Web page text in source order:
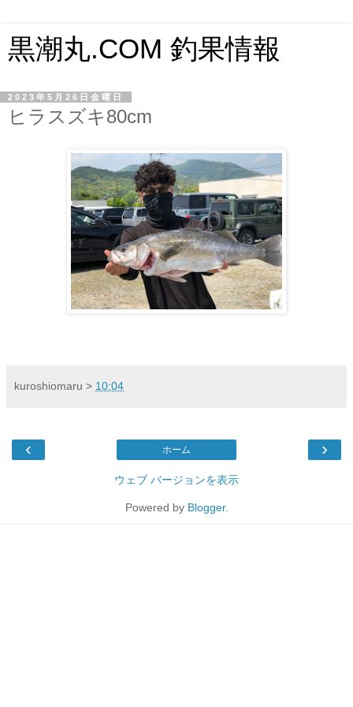
黒潮丸.COM 釣果情報
2023年5月26日金曜日
ヒラスズキ80cm
kuroshiomaru > 10:04
‹ ›
ホーム
ウェブ バージョンを表示
Powered by Blogger.